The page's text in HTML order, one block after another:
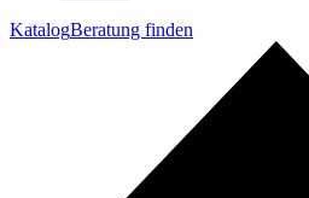
KatalogBeratung finden